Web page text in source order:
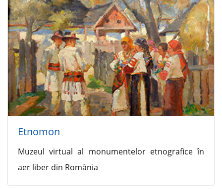
Etnomon
Muzeul virtual al monumentelor etnografice în
aer liber din România